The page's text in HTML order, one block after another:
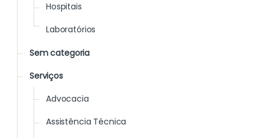
Hospitais
Laboratórios
Sem categoria
Serviços
Advocacia
Assistência Técnica